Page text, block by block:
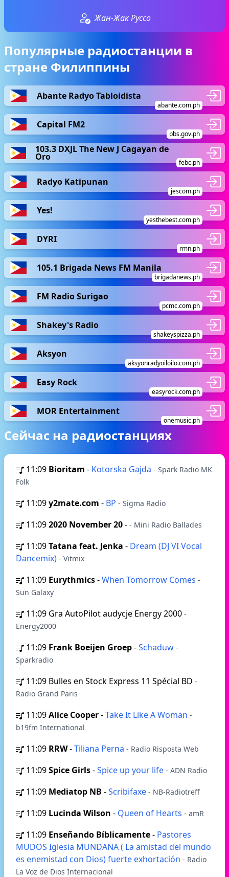
Жан-Жак Руссо
Популярные радиостанции в
стране Филиппины
Abante Radyo Tabloidista
abante.com.ph
Capital FM2
pbs.gov.ph
103.3 DXJL The New J Cagayan de
Oro
febc.ph
Radyo Katipunan
jescom.ph
Yes!
yesthebest.com.ph
DYRI
rmn.ph
105.1 Brigada News FM Manila
brigadanews.ph
FM Radio Surigao
pcmc.com.ph
Shakey's Radio
shakeyspizza.ph
Aksyon
aksyonradyoiloilo.com.ph
Easy Rock
easyrock.com.ph
MOR Entertainment
onemusic.ph
Сейчас на радиостанциях
11:09 Bioritam - Kotorska Gajda - Spark Radio MK
Folk
11:09y2mate.com - BP - Sigma Radio
11:092020 November 20- - Mini Radio Ballades
11:09Tatana feat. Jenka - Dream (DJ VI Vocal
Dancemix) - Vitmix
11:09 Eurythmics-When Tomorrow Comes -
Sun Galaxy
11:09 Gra AutoPilot audycje Energy 2000 -
Energy2000
11:09 Frank Boeijen Groep-Schaduw -
Sparkradio
11:09 Bulles en Stock Express 11 Spécial BD -
Radio Grand Paris
11:09Alice Cooper-Take It Like A Woman -
b19fm International
11:09 RRW-Tiliana Perna - Radio Risposta Web
11:09Spice Girls-Spice up your life - ADN Radio
11:09 Mediatop NB -Scribifaxe - NB-Radiotreff
11:09 Lucinda Wilson - Queen of Hearts - amR
11:09 Enseñando Bíblicamente- Pastores
MUDOS Iglesia MUNDANA ( La amistad del mundo
es enemistad con Dios) fuerte exhortación - Radio
La Voz de Dios Internacional